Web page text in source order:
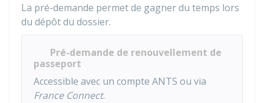
La pré-demande permet de gagner du temps lors
du dépôt du dossier.
Pré-demande de renouvellement de
passeport
Accessible avec un compte ANTS ou via
France Connect.